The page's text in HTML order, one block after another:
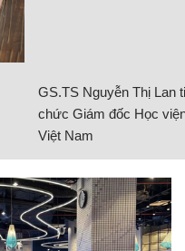
GS.TS Nguyễn Thị Lan
chức Giám đốc Học
Việt Nam